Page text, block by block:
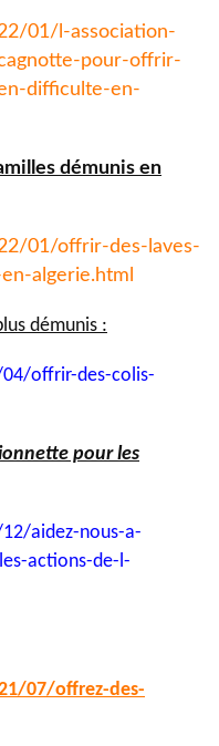
01/l-association-
pour-offrir-
difficulte-en-
démunis en
01/offrir-des-laves-
en-algerie.html
démunis :
04/offrir-des-colis-
pour les
12/aidez-nous-a-
actions-de-l-
07/offrez-des-